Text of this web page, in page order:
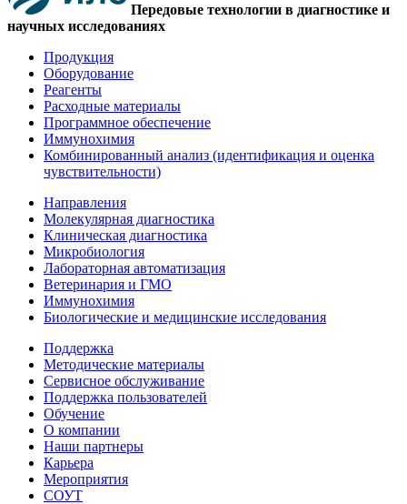
Передовые технологии в диагностике и
научных исследованиях
Продукция
Оборудование
Реагенты
Расходные материалы
Программное обеспечение
Иммунохимия
Комбинированный анализ (идентификация и оценка
чувствительности)
Направления
Молекулярная диагностика
Клиническая диагностика
Микробиология
Лабораторная автоматизация
Ветеринария и ГМО
Иммунохимия
Биологические и медицинские исследования
Поддержка
Методические материалы
Сервисное обслуживание
Поддержка пользователей
Обучение
О компании
Наши партнеры
Карьера
Мероприятия
СОУТ